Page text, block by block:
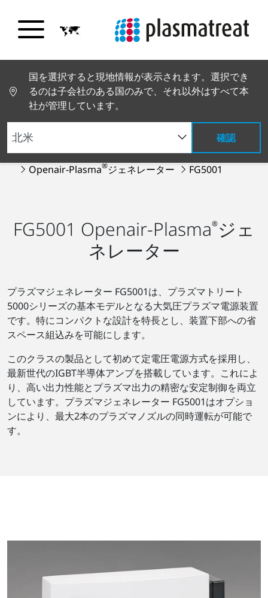
国を選択すると現地情報が表示されます。選択でき
るのは子会社のある国のみで、それ以外はすべて本
社が管理しています。
確認
PT トップページ
製品とサービス
プラズマ装置
Openair-Plasma®ジェネレーター FG5001
FG5001 Openair-Plasma®ジェ
ネレーター
プラズマジェネレーター FG5001は、プラズマトリート
5000シリーズの基本モデルとなる大気圧プラズマ電源装置
です。特にコンパクトな設計を特長とし、装置下部への省
スペース組込みを可能にします。
このクラスの製品として初めて定電圧電源方式を採用し、
最新世代のIGBT半導体アンプを搭載しています。これによ
り、高い出力性能とプラズマ出力の精密な安定制御を両立
しています。プラズマジェネレーター FG5001はオプショ
ンにより、最大2本のプラズマノズルの同時運転が可能で
す。